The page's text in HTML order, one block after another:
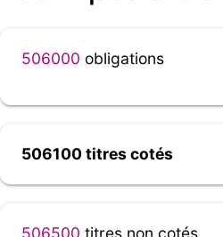
506000 obligations
506100 titres cotés
506500 titres non cotés